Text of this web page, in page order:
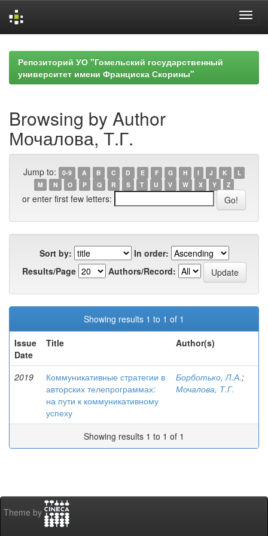
navigationРепозиторий УО "Гомельский государственный
университет имени Франциска Скорины"
Browsing by Author
Мочалова, Т.Г.
Jump to: 0-9 A B C D E F G H I J K
L
M
N O P Q R S T U V W X Y Z
or enter first few letters:
Sort by:
In order:
Results/Page
Authors/Record:
Showing results 1 to 1 of 1
Issue
Date
Title Author(s)
2019
Коммуникативные стратегии в
авторских телепрограммах:
на пути к коммуникативному
успеху
Борботько, Л.А.;
Мочалова, Т.Г.
Showing results 1 to 1 of 1
Theme by